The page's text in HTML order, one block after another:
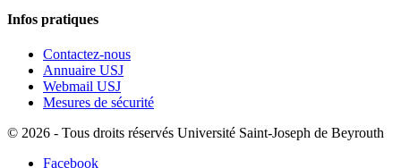
Infos pratiques
Contactez-nous
Annuaire USJ
Webmail USJ
Mesures de sécurité
© 2026 - Tous droits réservés Université Saint-Joseph de Beyrouth
Facebook